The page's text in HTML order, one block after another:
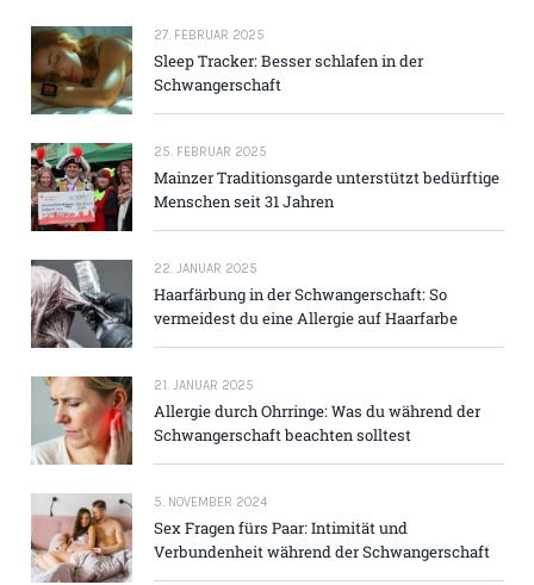
27. FEBRUAR 2025
Sleep Tracker: Besser schlafen in der
Schwangerschaft
25. FEBRUAR 2025
Mainzer Traditions­garde unterstützt bedürftige
Menschen seit 31 Jahren
22. JANUAR 2025
Haarfärbung in der Schwangerschaft: So
vermeidest du eine Allergie auf Haarfarbe
21. JANUAR 2025
Allergie durch Ohrringe: Was du während der
Schwangerschaft beachten solltest
5. NOVEMBER 2024
Sex Fragen fürs Paar: Intimität und
Verbundenheit während der Schwangerschaft